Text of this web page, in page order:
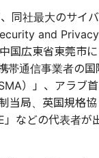
同社最大のサイバ
and Privacy
国広東省東莞市に
帯通信事業者の国
）」、アラブ首
当局、英国規格協
」などの代表者が